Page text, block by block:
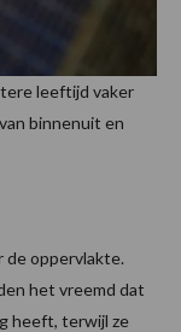
leeftijd vaker
binnenuit en
de oppervlakte.
het vreemd dat
heeft, terwijl ze